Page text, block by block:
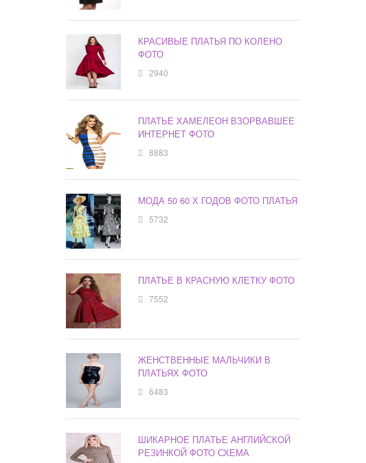
КРАСИВЫЕ ПЛАТЬЯ ПО КОЛЕНО
ФОТО
2940
ПЛАТЬЕ ХАМЕЛЕОН ВЗОРВАВШЕЕ
ИНТЕРНЕТ ФОТО
8883
МОДА 50 60 Х ГОДОВ ФОТО ПЛАТЬЯ
5732
ПЛАТЬЕ В КРАСНУЮ КЛЕТКУ ФОТО
7552
ЖЕНСТВЕННЫЕ МАЛЬЧИКИ В
ПЛАТЬЯХ ФОТО
6483
ШИКАРНОЕ ПЛАТЬЕ АНГЛИЙСКОЙ
РЕЗИНКОЙ ФОТО СХЕМА